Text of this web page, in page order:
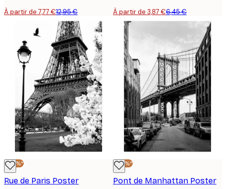
À partir de 7,77 €12,95 € À partir de 3,87 €6,45 €
-40%*
Rue de Paris Poster
-40%*
Pont de Manhattan Poster